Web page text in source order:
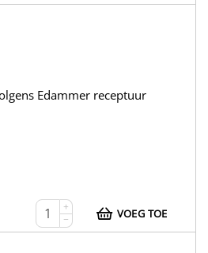
Edammer receptuur
+
−
VOEG TOE